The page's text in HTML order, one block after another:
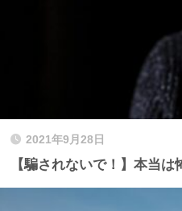
2021年9月28日
【騙されないで！】本当